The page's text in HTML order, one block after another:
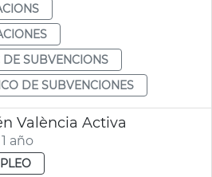
DE SUBVENCIONS
DE SUBVENCIONES
València Activa
año